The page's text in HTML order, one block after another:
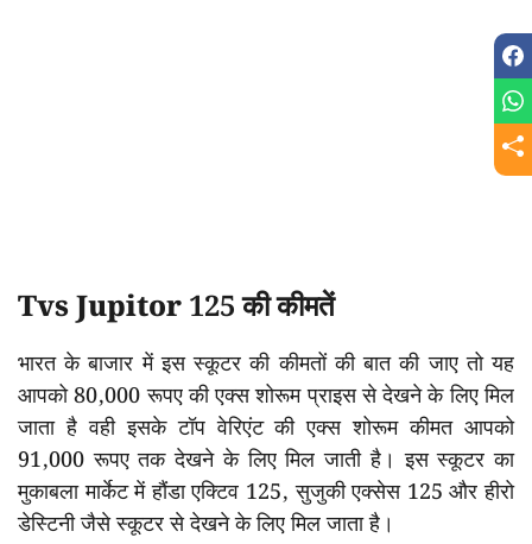
Tvs Jupitor 125 की कीमतें
भारत के बाजार में इस स्कूटर की कीमतों की बात की जाए तो यह
आपको 80,000 रूपए की एक्स शोरूम प्राइस से देखने के लिए मिल
जाता है वही इसके टॉप वेरिएंट की एक्स शोरूम कीमत आपको
91,000 रूपए तक देखने के लिए मिल जाती है। इस स्कूटर का
मुकाबला मार्केट में हौंडा एक्टिव 125, सुजुकी एक्सेस 125 और हीरो
डेस्टिनी जैसे स्कूटर से देखने के लिए मिल जाता है।